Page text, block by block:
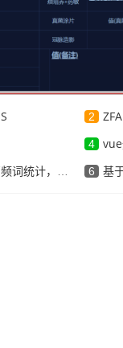
2
4 vue
及词云展示 6 基